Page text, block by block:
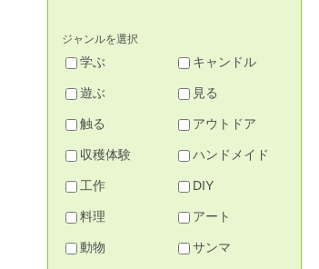
ジャンルを選択
学ぶ キャンドル
遊ぶ 見る
触る アウトドア
収穫体験 ハンドメイド
工作 DIY
料理 アート
動物 サンマ